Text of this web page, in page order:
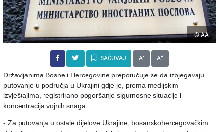
© AA
SAČUVAJ A- A+
Državljanima Bosne i Hercegovine preporučuje se da izbjegavaju
putovanje u područja u Ukrajini gdje je, prema medijskim
izvještajima, registrirano pogoršanje sigurnosne situacije i
koncentracija vojnih snaga.
- Za putovanja u ostale dijelove Ukrajine, bosanskohercegovačkim